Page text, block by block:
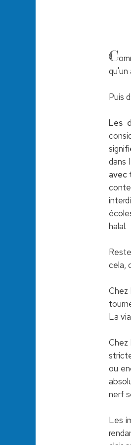
C
qu'un
Puis
Les
dans
avec
halal.
cela,
Chez
La
Chez
ou
nerf
Les